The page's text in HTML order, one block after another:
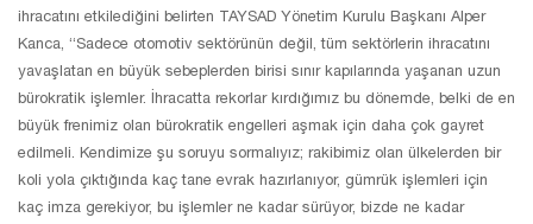
ihracatını etkilediğini belirten TAYSAD Yönetim Kurulu Başkanı Alper
Kanca, “Sadece otomotiv sektörünün değil, tüm sektörlerin ihracatını
yavaşlatan en büyük sebeplerden birisi sınır kapılarında yaşanan uzun
bürokratik işlemler. İhracatta rekorlar kırdığımız bu dönemde, belki de en
büyük frenimiz olan bürokratik engelleri aşmak için daha çok gayret
edilmeli. Kendimize şu soruyu sormalıyız; rakibimiz olan ülkelerden bir
koli yola çıktığında kaç tane evrak hazırlanıyor, gümrük işlemleri için
kaç imza gerekiyor, bu işlemler ne kadar sürüyor, bizde ne kadar